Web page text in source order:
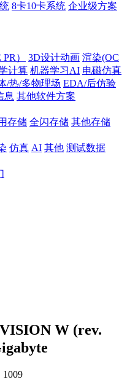
8卡10卡系统 企业级方案
） 3D设计动画 渲染(OC
计算 机器学习AI 电磁仿真
/热/多物理场 EDA/后仿验
息 其他软件方案
存储 全闪存储 其他存储
仿真 AI 其他 测试数据
W (rev.
1009